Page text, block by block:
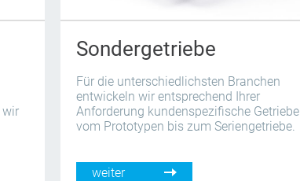
wir
Sondergetriebe
Für die unterschiedlichsten Branchen
entwickeln wir entsprechend Ihrer
Anforderung kundenspezifische Getriebe
vom Prototypen bis zum Seriengetriebe.
weiter